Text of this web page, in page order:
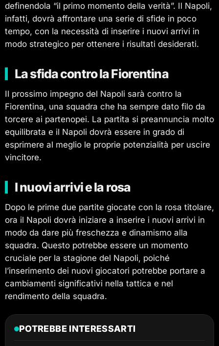
definendola “il primo momento della verità”. Il Napoli,
infatti, dovrà affrontare una serie di sfide in poco
tempo, con la necessità di inserire i nuovi arrivi in
modo strategico per ottenere i risultati desiderati.
La sfida contro la Fiorentina
Il prossimo impegno del Napoli sarà contro la
Fiorentina, una squadra che ha sempre dato filo da
torcere ai partenopei. La partita si preannuncia molto
equilibrata e il Napoli dovrà essere in grado di
esprimere al meglio le proprie potenzialità per uscire
vincitore.
I nuovi arrivi e la rosa
Dopo le prime due partite giocate con la rosa titolare,
ora il Napoli dovrà iniziare a inserire i nuovi arrivi in
modo da dare più freschezza e dinamismo alla
squadra. Questo potrebbe essere un momento
cruciale per la stagione del Napoli, poiché
l’inserimento dei nuovi giocatori potrebbe portare a
cambiamenti significativi nella tattica e nel
rendimento della squadra.
POTREBBE INTERESSARTI